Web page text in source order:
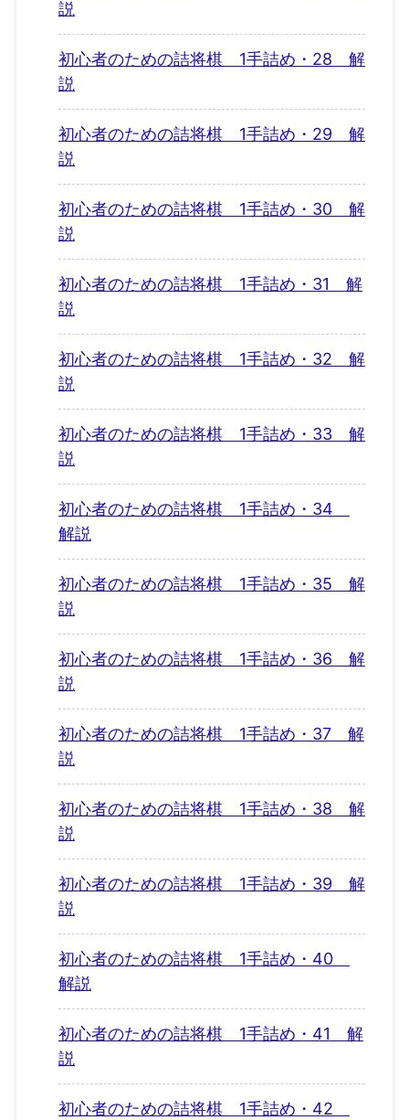
説
初心者のための詰将棋 1手詰め・28 解
説
初心者のための詰将棋 1手詰め・29 解
説
初心者のための詰将棋 1手詰め・30 解
説
初心者のための詰将棋 1手詰め・31 解
説
初心者のための詰将棋 1手詰め・32 解
説
初心者のための詰将棋 1手詰め・33 解
説
初心者のための詰将棋 1手詰め・34
解説
初心者のための詰将棋 1手詰め・35 解
説
初心者のための詰将棋 1手詰め・36 解
説
初心者のための詰将棋 1手詰め・37 解
説
初心者のための詰将棋 1手詰め・38 解
説
初心者のための詰将棋 1手詰め・39 解
説
初心者のための詰将棋 1手詰め・40
解説
初心者のための詰将棋 1手詰め・41 解
説
初心者のための詰将棋 1手詰め・42